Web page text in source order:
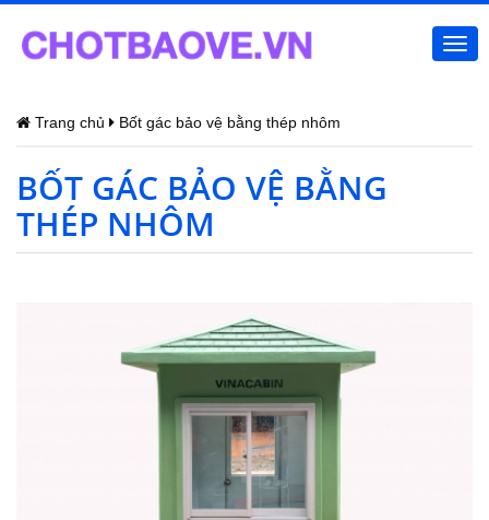
Trang chủ Bốt gác bảo vệ bằng thép nhôm
BỐT GÁC BẢO VỆ BẰNG
THÉP NHÔM